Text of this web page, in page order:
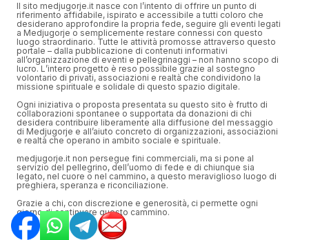
Il sito medjugorje.it nasce con l’intento di offrire un punto di
riferimento affidabile, ispirato e accessibile a tutti coloro che
desiderano approfondire la propria fede, seguire gli eventi legati
a Medjugorje o semplicemente restare connessi con questo
luogo straordinario. Tutte le attività promosse attraverso questo
portale – dalla pubblicazione di contenuti informativi
all’organizzazione di eventi e pellegrinaggi – non hanno scopo di
lucro. L’intero progetto è reso possibile grazie al sostegno
volontario di privati, associazioni e realtà che condividono la
missione spirituale e solidale di questo spazio digitale.
Ogni iniziativa o proposta presentata su questo sito è frutto di
collaborazioni spontanee o supportata da donazioni di chi
desidera contribuire liberamente alla diffusione del messaggio
di Medjugorje e all’aiuto concreto di organizzazioni, associazioni
e realtà che operano in ambito sociale e spirituale.
medjugorje.it non persegue fini commerciali, ma si pone al
servizio del pellegrino, dell’uomo di fede e di chiunque sia
legato, nel cuore o nel cammino, a questo meraviglioso luogo di
preghiera, speranza e riconciliazione.
Grazie a chi, con discrezione e generosità, ci permette ogni
giorno di continuare questo cammino.